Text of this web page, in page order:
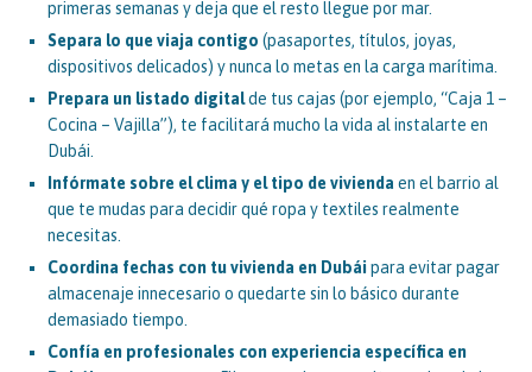
primeras semanas y deja que el resto llegue por mar.
Separa lo que viaja contigo (pasaportes, títulos, joyas,
dispositivos delicados) y nunca lo metas en la carga marítima.
Prepara un listado digitalde tus cajas (por ejemplo, “Caja 1 –
Cocina – Vajilla”), te facilitará mucho la vida al instalarte en
Dubái.
Infórmate sobre el clima y el tipo de vivienda en el barrio al
que te mudas para decidir qué ropa y textiles realmente
necesitas.
Coordina fechas con tu vivienda en Dubáipara evitar pagar
almacenaje innecesario o quedarte sin lo básico durante
demasiado tiempo.
Confía en profesionales con experiencia específica en